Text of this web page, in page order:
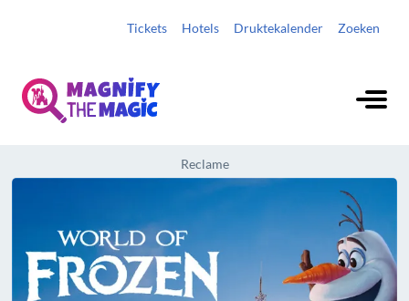
Tickets Hotels Druktekalender Zoeken
Reclame